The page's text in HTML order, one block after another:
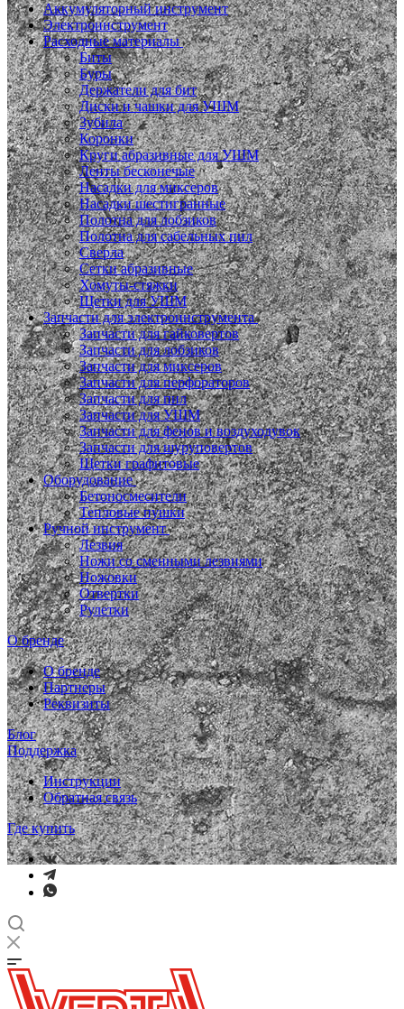
Аккумуляторный инструмент
Электроинструмент
Расходные материалы
Биты
Буры
Держатели для бит
Диски и чашки для УШМ
Зубила
Коронки
Круги абразивные для УШМ
Ленты бесконечые
Насадки для миксеров
Насадки шестигранные
Полотна для лобзиков
Полотна для сабельных пил
Сверла
Сетки абразивные
Хомуты-стяжки
Щетки для УШМ
Запчасти для электроинструмента
Запчасти для гайковертов
Запчасти для лобзиков
Запчасти для миксеров
Запчасти для перфораторов
Запчасти для пил
Запчасти для УШМ
Запчасти для фенов и воздуходувок
Запчасти для шуруповертов
Щетки графитовые
Оборудование
Бетоносмесители
Тепловые пушки
Ручной инструмент
Лезвия
Ножи со сменными лезвиями
Ножовки
Отвертки
Рулетки
О бренде
О бренде
Партнеры
Реквизиты
Блог
Поддержка
Инструкции
Обратная связь
Где купить